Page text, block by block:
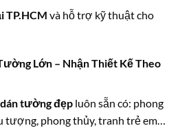
TP.HCM và hỗ trợ kỹ thuật cho
Lớn – Nhận Thiết Kế Theo
tường đẹpluôn sẵn có: phong
tượng, phong thủy, tranh trẻ em…